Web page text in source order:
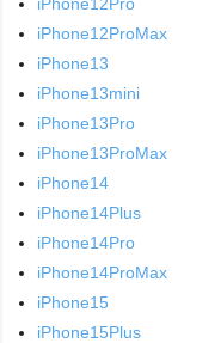
iPhone12ProMax
iPhone13
iPhone13mini
iPhone13Pro
iPhone13ProMax
iPhone14
iPhone14Plus
iPhone14Pro
iPhone14ProMax
iPhone15
iPhone15Plus